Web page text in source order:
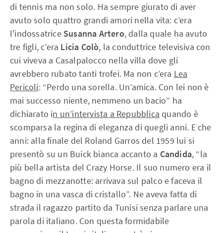
di tennis ma non solo. Ha sempre giurato di aver
avuto solo quattro grandi amori nella vita: c’era
l'indossatriceSusanna Artero, dalla quale ha avuto
tre figli, c’era Licia Colò, la conduttrice televisiva con
cui viveva a Casalpalocco nella villa dove gli
avrebbero rubato tanti trofei. Ma non c’era Lea
Pericoli: “Perdo una sorella. Un’amica. Con lei non è
mai successo niente, nemmeno un bacio” ha
dichiarato in un’intervista a Repubblica quando è
scomparsa la regina di eleganza di quegli anni. E che
anni: alla finale del Roland Garros del 1959 lui si
presentò su un Buick bianca accanto a Candida, “la
più bella artista del Crazy Horse. Il suo numero era il
bagno di mezzanotte: arrivava sul palco e faceva il
bagno in una vasca di cristallo”. Ne aveva fatta di
strada il ragazzo partito da Tunisi senza parlare una
parola di italiano. Con questa formidabile